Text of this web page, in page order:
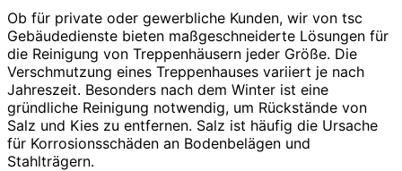
Ob für private oder gewerbliche Kunden, wir von tsc
Gebäudedienste bieten maßgeschneiderte Lösungen für
die Reinigung von Treppenhäusern jeder Größe. Die
Verschmutzung eines Treppenhauses variiert je nach
Jahreszeit. Besonders nach dem Winter ist eine
gründliche Reinigung notwendig, um Rückstände von
Salz und Kies zu entfernen. Salz ist häufig die Ursache
für Korrosionsschäden an Bodenbelägen und
Stahlträgern.